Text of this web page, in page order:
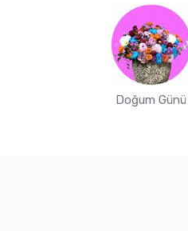
Doğum Günü